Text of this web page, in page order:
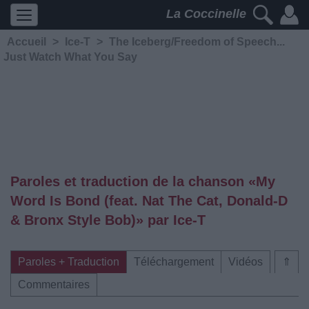
La Coccinelle
Accueil > Ice-T > The Iceberg/Freedom of Speech...
Just Watch What You Say
Paroles et traduction de la chanson «My
Word Is Bond (feat. Nat The Cat, Donald-D
& Bronx Style Bob)» par Ice-T
⇑
Paroles + Traduction Téléchargement
Vidéos
Commentaires